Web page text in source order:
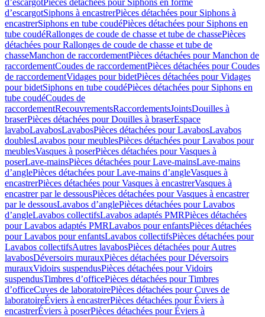
d’escargotPièces détachées pour Siphons en forme
d’escargotSiphons à encastrerPièces détachées pour Siphons à
encastrerSiphons en tube coudéPièces détachées pour Siphons en
tube coudéRallonges de coude de chasse et tube de chassePièces
détachées pour Rallonges de coude de chasse et tube de
chasseManchon de raccordementPièces détachées pour Manchon de
raccordementCoudes de raccordementPièces détachées pour Coudes
de raccordementVidages pour bidetPièces détachées pour Vidages
pour bidetSiphons en tube coudéPièces détachées pour Siphons en
tube coudéCoudes de
raccordementRecouvrementsRaccordementsJointsDouilles à
braserPièces détachées pour Douilles à braserEspace
lavaboLavabosLavabosPièces détachées pour LavabosLavabos
doublesLavabos pour meublesPièces détachées pour Lavabos pour
meublesVasques à poserPièces détachées pour Vasques à
poserLave-mainsPièces détachées pour Lave-mainsLave-mains
d’anglePièces détachées pour Lave-mains d’angleVasques à
encastrerPièces détachées pour Vasques à encastrerVasques à
encastrer par le dessousPièces détachées pour Vasques à encastrer
par le dessousLavabos d’anglePièces détachées pour Lavabos
d’angleLavabos collectifsLavabos adaptés PMRPièces détachées
pour Lavabos adaptés PMRLavabos pour enfantsPièces détachées
pour Lavabos pour enfantsLavabos collectifsPièces détachées pour
Lavabos collectifsAutres lavabosPièces détachées pour Autres
lavabosDéversoirs murauxPièces détachées pour Déversoirs
murauxVidoirs suspendusPièces détachées pour Vidoirs
suspendusTimbres dʼofficePièces détachées pour Timbres
dʼofficeCuves de laboratoirePièces détachées pour Cuves de
laboratoireÉviers à encastrerPièces détachées pour Éviers à
encastrerÉviers à poserPièces détachées pour Éviers à